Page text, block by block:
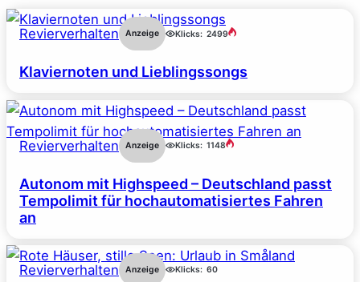
Revierverhalten Anzeige Klicks: 2499
Klaviernoten und Lieblingssongs
Revierverhalten Anzeige Klicks: 1148
Autonom mit Highspeed – Deutschland passt
Tempolimit für hochautomatisiertes Fahren
an
Revierverhalten Anzeige Klicks: 60